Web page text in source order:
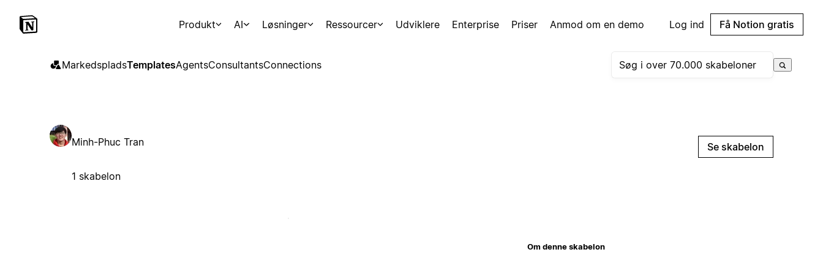
Produkt AI Løsninger Ressourcer Udviklere Enterprise Priser Anmod om en demo Log ind Få Notion gratis
MarkedspladsTemplatesAgentsConsultantsConnections
Minh-Phuc Tran
1 skabelon
Se skabelon
Om denne skabelon